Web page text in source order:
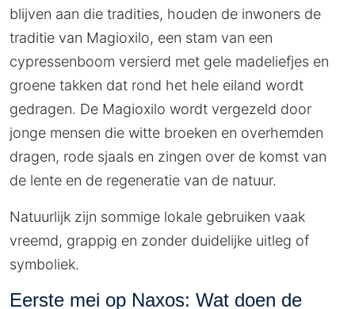
blijven aan die tradities, houden de inwoners de
traditie van Magioxilo, een stam van een
cypressenboom versierd met gele madeliefjes en
groene takken dat rond het hele eiland wordt
gedragen. De Magioxilo wordt vergezeld door
jonge mensen die witte broeken en overhemden
dragen, rode sjaals en zingen over de komst van
de lente en de regeneratie van de natuur.
Natuurlijk zijn sommige lokale gebruiken vaak
vreemd, grappig en zonder duidelijke uitleg of
symboliek.
Eerste mei op Naxos: Wat doen de